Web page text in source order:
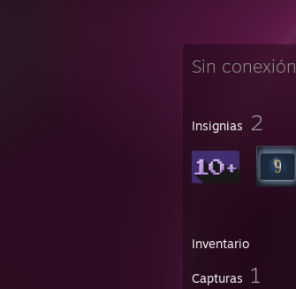
Sin conexión
Insignias 2
Inventario
Capturas 1